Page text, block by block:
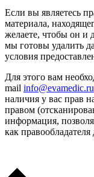
Если вы являетесь
материала,
желаете, чтобы он и
мы готовы удалить
условия
Для этого вам
mail info@evamedic.ru
наличия у вас прав
правом
информация,
как